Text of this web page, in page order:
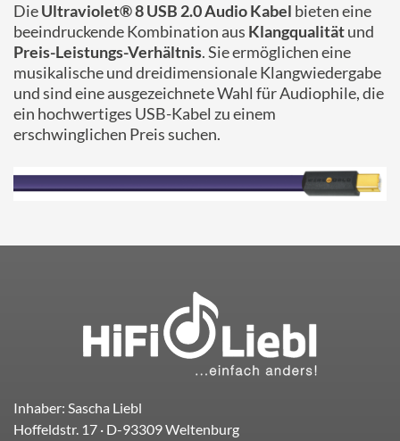
DieUltraviolet® 8 USB 2.0 Audio Kabel bieten eine
beeindruckende Kombination aus Klangqualitätund
Preis-Leistungs-Verhältnis. Sie ermöglichen eine
musikalische und dreidimensionale Klangwiedergabe
und sind eine ausgezeichnete Wahl für Audiophile, die
ein hochwertiges USB-Kabel zu einem
erschwinglichen Preis suchen.
Inhaber: Sascha Liebl
Hoffeldstr. 17 · D-93309Weltenburg